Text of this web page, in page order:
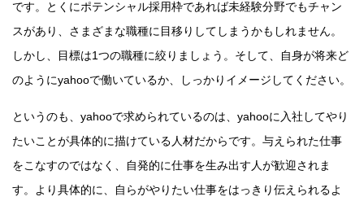
です。とくにポテンシャル採用枠であれば未経験分野でもチャン
スがあり、さまざまな職種に目移りしてしまうかもしれません。
しかし、目標は1つの職種に絞りましょう。そして、自身が将来ど
のようにyahooで働いているか、しっかりイメージしてください。
というのも、yahooで求められているのは、yahooに入社してやり
たいことが具体的に描けている人材だからです。与えられた仕事
をこなすのではなく、自発的に仕事を生み出す人が歓迎されま
す。より具体的に、自らがやりたい仕事をはっきり伝えられるよ